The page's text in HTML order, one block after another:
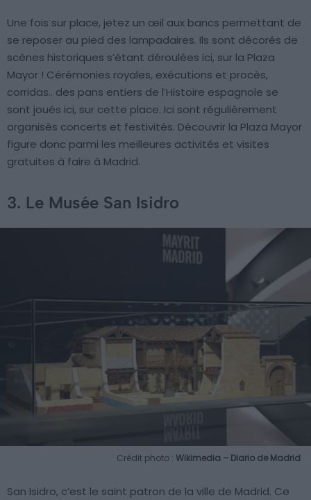
Une fois sur place, jetez un œil aux bancs permettant de
se reposer au pied des lampadaires. Ils sont décorés de
scènes historiques s’étant déroulées ici, sur la Plaza
Mayor ! Cérémonies royales, exécutions et procès,
corridas.. des pans entiers de l’Histoire espagnole se
sont joués ici, sur cette place. Ici sont régulièrement
organisés concerts et festivités. Découvrir la Plaza Mayor
figure donc parmi les meilleures activités et visites
gratuites à faire à Madrid.
3. Le Musée San Isidro
Crédit photo : Wikimedia – Diario de Madrid
San Isidro, c’est le saint patron de la ville de Madrid. Ce